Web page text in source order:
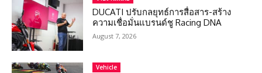
DUCATI ปรับกลยุทธ์การสื่อสาร-สร้าง
ความเชื่อมั่นแบรนด์ชู Racing DNA
August 7, 2026
Vehicle